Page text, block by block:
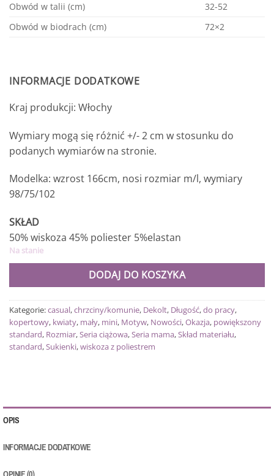
Obwód w talii (cm)
32-52
Obwód w biodrach (cm)
72×2
INFORMACJE DODATKOWE
Kraj produkcji: Włochy
Wymiary mogą się różnić +/- 2 cm w stosunku do
podanych wymiarów na stronie.
Modelka: wzrost 166cm, nosi rozmiar m/l, wymiary
98/75/102
SKŁAD
50% wiskoza 45% poliester 5%elastan
Na stanie
DODAJ DO KOSZYKA
Kategorie:casual,chrzciny/komunie, Dekolt, Długość,do pracy,
kopertowy, kwiaty, mały, mini, Motyw, Nowości,Okazja, powiększony
standard, Rozmiar,Seria ciążowa,Seria mama,Skład materiału,
standard,Sukienki,wiskoza z poliestrem
OPIS
INFORMACJE DODATKOWE